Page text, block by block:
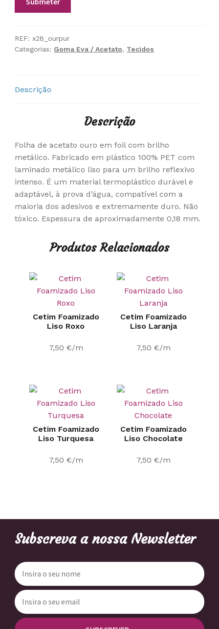
REF: x28_ourpur
Categorias: Goma Eva / Acetato, Tecidos
Descrição
Descrição
Folha de acetato ouro em foil com brilho
metálico. Fabricado em plástico 100% PET com
laminado metálico liso para um brilho reflexivo
intenso. É um material termoplástico durável e
adaptável, à prova d’água, compatível com a
maioria dos adesivos e extremamente duro. Não
tóxico. Espessura de aproximadamente 0,18 mm.
Produtos Relacionados
Cetim Foamizado
Liso Roxo
7,50 €/m
Cetim Foamizado
Liso Laranja
7,50 €/m
Cetim Foamizado
Liso Turquesa
7,50 €/m
Cetim Foamizado
Liso Chocolate
7,50 €/m
Subscreva a nossa Newsletter